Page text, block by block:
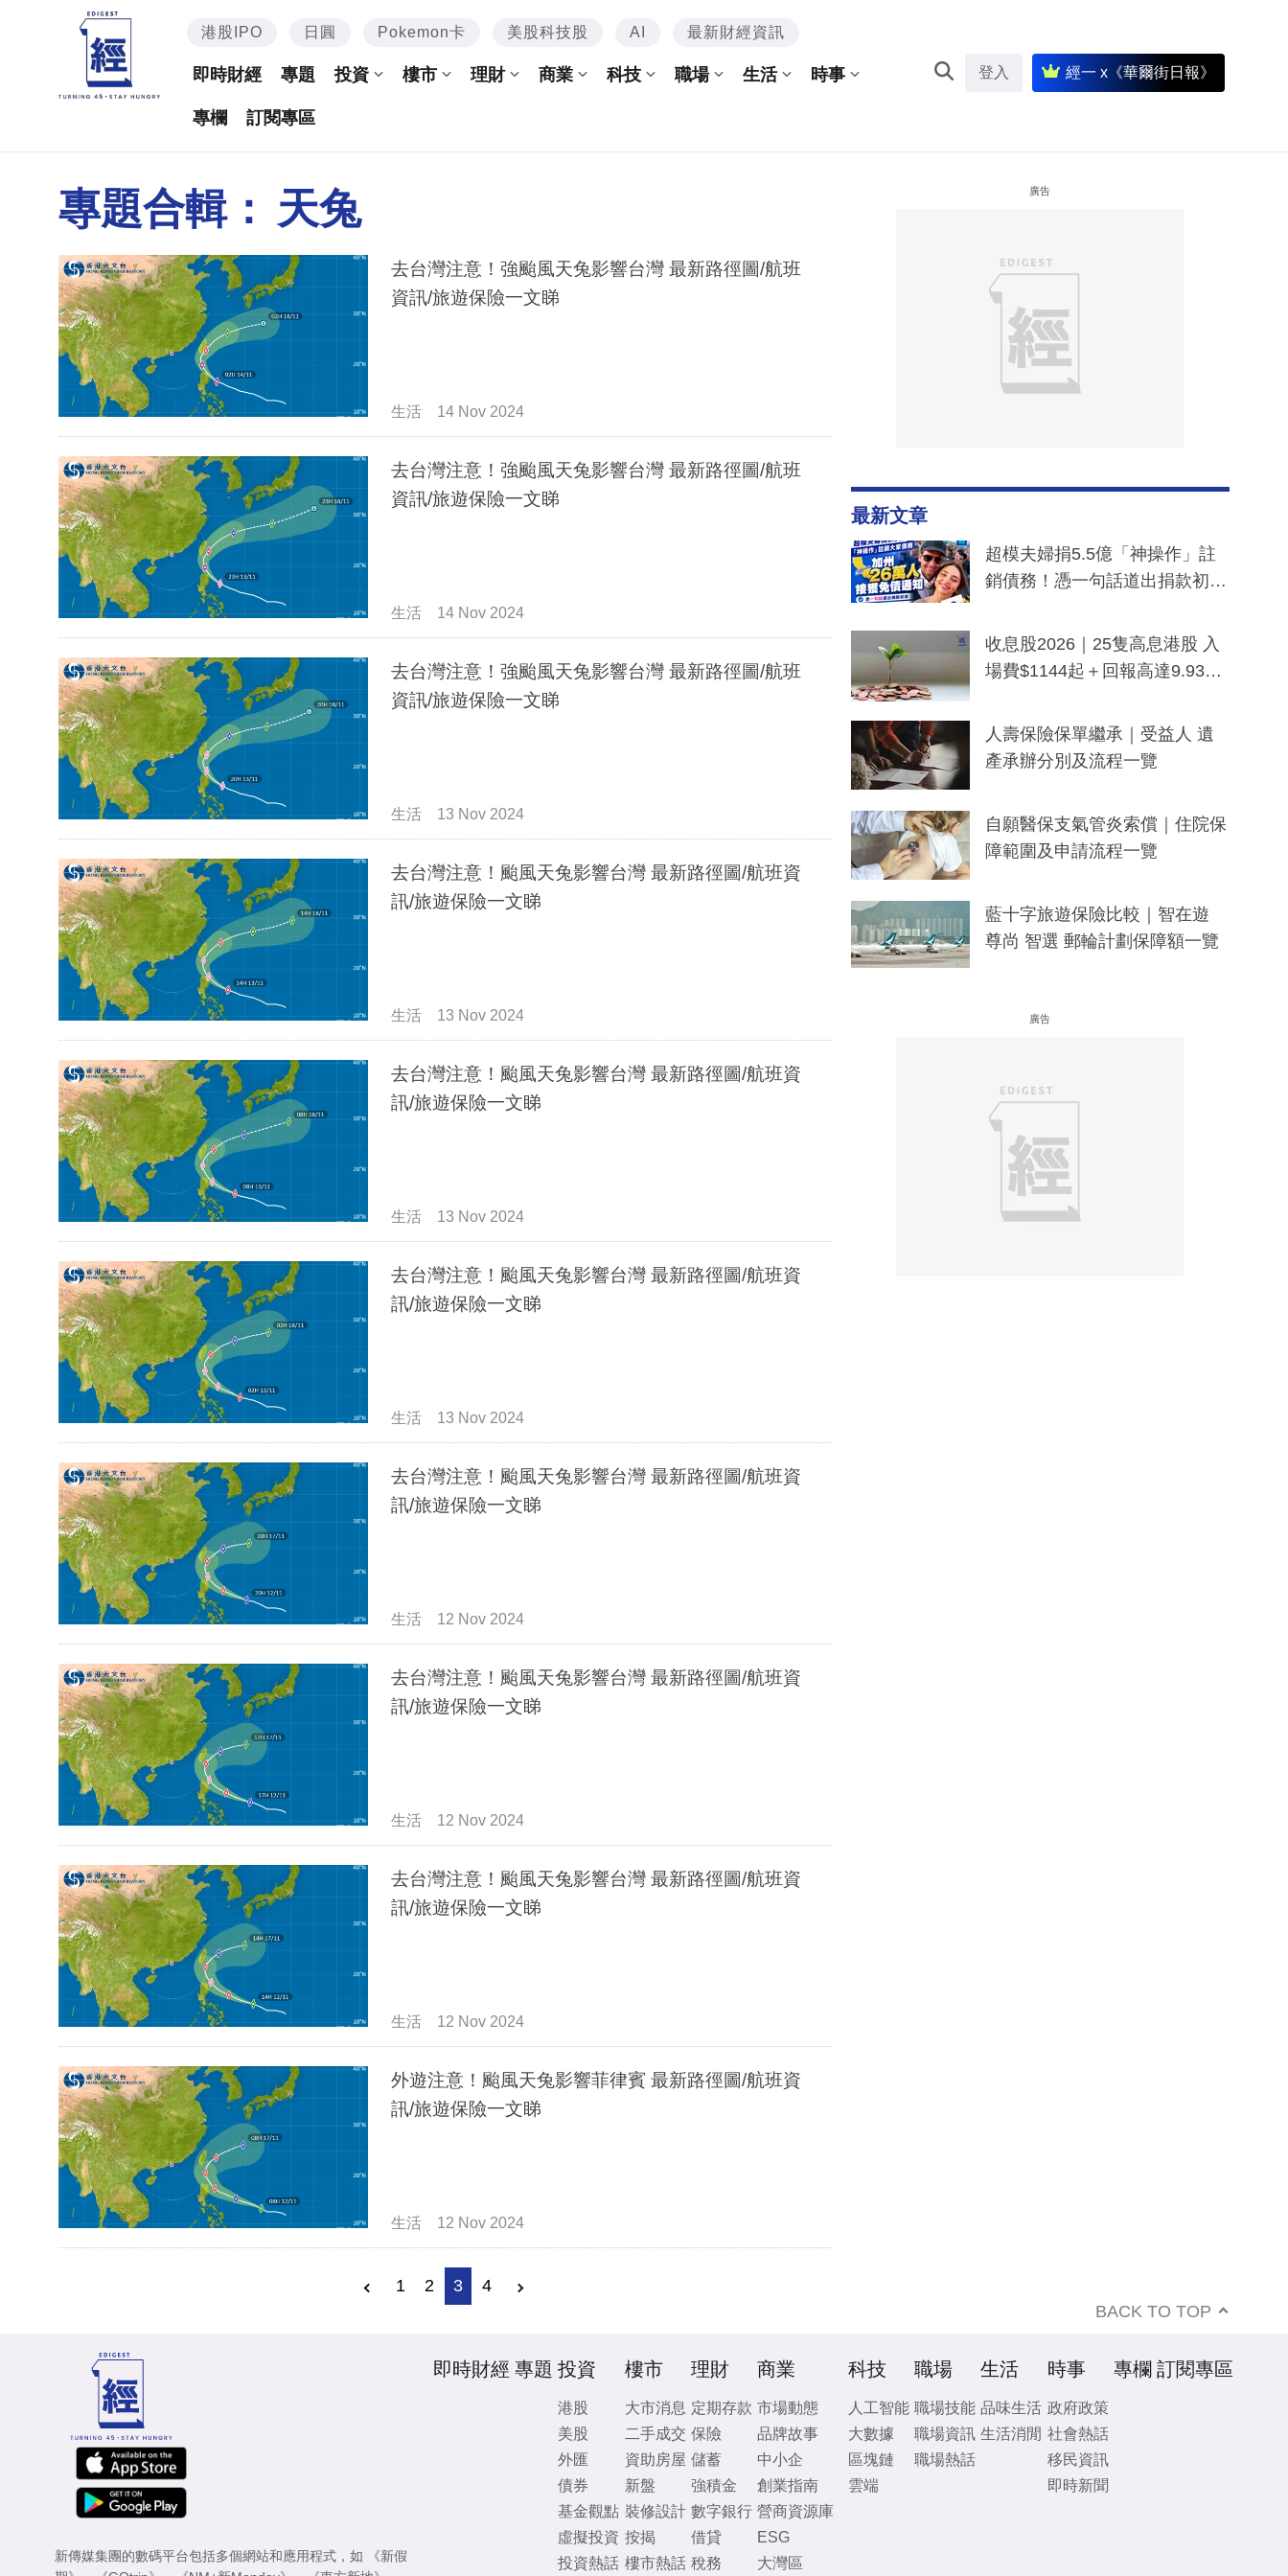
港股IPO 日圓 Pokemon卡 美股科技股 AI 最新財經資訊
即時財經 專題 投資 樓市 理財 商業 科技 職場 生活 時事
專欄 訂閱專區
登入 經一 x《華爾街日報》
專題合輯： 天兔
去台灣注意！強颱風天兔影響台灣 最新路徑圖/航班
資訊/旅遊保險一文睇
生活 14 Nov 2024
去台灣注意！強颱風天兔影響台灣 最新路徑圖/航班
資訊/旅遊保險一文睇
生活 14 Nov 2024
去台灣注意！強颱風天兔影響台灣 最新路徑圖/航班
資訊/旅遊保險一文睇
生活 13 Nov 2024
去台灣注意！颱風天兔影響台灣 最新路徑圖/航班資
訊/旅遊保險一文睇
生活 13 Nov 2024
去台灣注意！颱風天兔影響台灣 最新路徑圖/航班資
訊/旅遊保險一文睇
生活 13 Nov 2024
去台灣注意！颱風天兔影響台灣 最新路徑圖/航班資
訊/旅遊保險一文睇
生活 13 Nov 2024
去台灣注意！颱風天兔影響台灣 最新路徑圖/航班資
訊/旅遊保險一文睇
生活 12 Nov 2024
去台灣注意！颱風天兔影響台灣 最新路徑圖/航班資
訊/旅遊保險一文睇
生活 12 Nov 2024
去台灣注意！颱風天兔影響台灣 最新路徑圖/航班資
訊/旅遊保險一文睇
生活 12 Nov 2024
外遊注意！颱風天兔影響菲律賓 最新路徑圖/航班資
訊/旅遊保險一文睇
生活 12 Nov 2024
1 2 3 4
廣告
最新文章
超模夫婦捐5.5億「神操作」註
銷債務！憑一句話道出捐款初
一度被誤當詐騙手段
收息股2026｜25隻高息港股 入
場費$1144起＋回報高達9.93
人壽保險保單繼承｜受益人 遺
產承辦分別及流程一覽
自願醫保支氣管炎索償｜住院保
障範圍及申請流程一覽
藍十字旅遊保險比較｜智在遊
尊尚 智選 郵輪計劃保障額一覽
廣告
BACK TO TOP
新傳媒集團的數碼平台包括多個網站和應用程式，如
《新假
即時財經 專題 投資
港股
美股
外匯
債券
基金觀點
虛擬投資
投資熱話
樓市
大市消息
二手成交
資助房屋
新盤
裝修設計
按揭
樓市熱話
理財
定期存款
保險
儲蓄
強積金
數字銀行
借貸
稅務
商業
市場動態
品牌故事
中小企
創業指南
營商資源庫
ESG
大灣區
科技
人工智能
大數據
區塊鏈
雲端
職場
職場技能
職場資訊
職場熱話
生活
品味生活
生活消閒
時事
政府政策
社會熱話
移民資訊
即時新聞
專欄 訂閱專區